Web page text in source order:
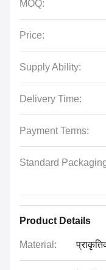
MOQ:
Price:
Supply Ability:
Delivery Time:
Payment Terms:
Standard
Product Details
Material: